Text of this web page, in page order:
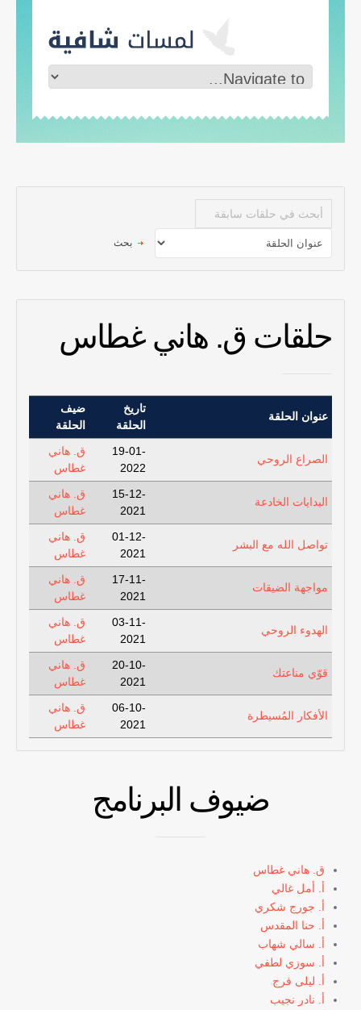
حلقات ق. هاني غطاس
عنوان الحلقة
تاريخ
الحلقة
ضيف
الحلقة
الصراع الروحي
19-01-
2022
ق. هاني
غطاس
البدايات الخادعة
15-12-
2021
ق. هاني
غطاس
تواصل الله مع البشر
01-12-
2021
ق. هاني
غطاس
مواجهة الضيقات
17-11-
2021
ق. هاني
غطاس
الهدوء الروحي
03-11-
2021
ق. هاني
غطاس
قوّي مناعتك
20-10-
2021
ق. هاني
غطاس
الأفكار المُسيطرة
06-10-
2021
ق. هاني
غطاس
ضيوف البرنامج
ق. هاني غطاس
أ. أمل غالي
أ. جورج شكري
أ. حنا المقدس
أ. سالي شهاب
أ. سوزي لطفي
أ. ليلى فرج
أ. نادر نجيب